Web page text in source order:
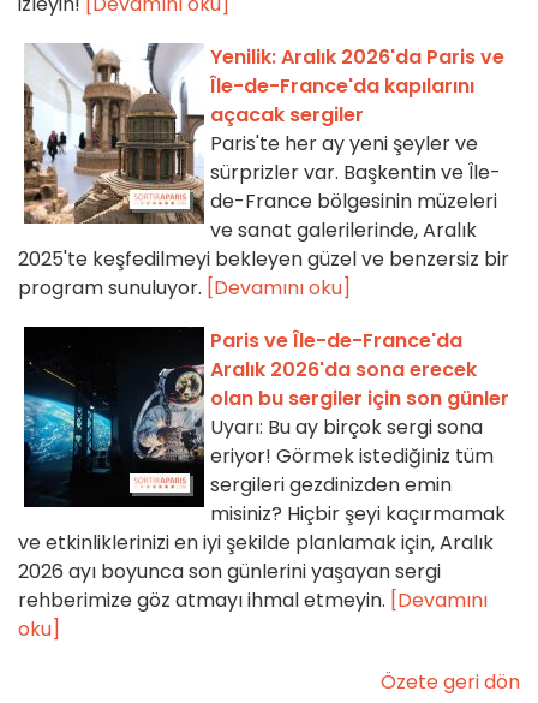
Yenilik: Aralık 2026'da Paris ve
Île-de-France'da kapılarını
açacak sergiler
Paris'te her ay yeni şeyler ve
sürprizler var. Başkentin ve Île-
de-France bölgesinin müzeleri
ve sanat galerilerinde, Aralık
2025'te keşfedilmeyi bekleyen güzel ve benzersiz bir
program sunuluyor. [Devamını oku]
Paris ve Île-de-France'da
Aralık 2026'da sona erecek
olan bu sergiler için son günler
Uyarı: Bu ay birçok sergi sona
eriyor! Görmek istediğiniz tüm
sergileri gezdinizden emin
misiniz? Hiçbir şeyi kaçırmamak
ve etkinliklerinizi en iyi şekilde planlamak için, Aralık
2026 ayı boyunca son günlerini yaşayan sergi
rehberimize göz atmayı ihmal etmeyin. [Devamını
oku]
Özete geri dön